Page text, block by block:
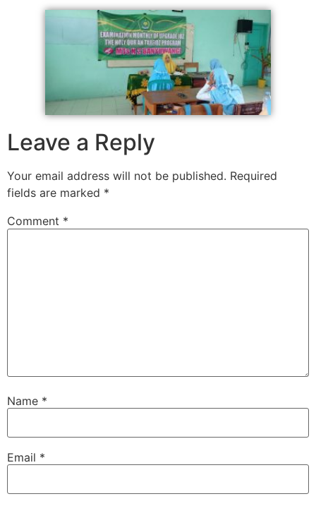
Leave a Reply
Your email address will not be published. Required
fields are marked *
Comment *
Name *
Email *